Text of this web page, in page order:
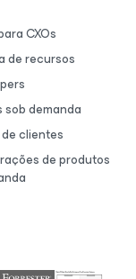
CXOs
de recursos
sob demanda
clientes
de produtos